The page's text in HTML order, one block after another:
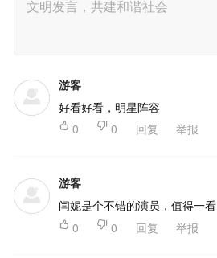
游客
好看好看，明星阵容
 0  0 回复 举报
游客
闫妮是个不错的演员，值得一看
 0  0 回复 举报